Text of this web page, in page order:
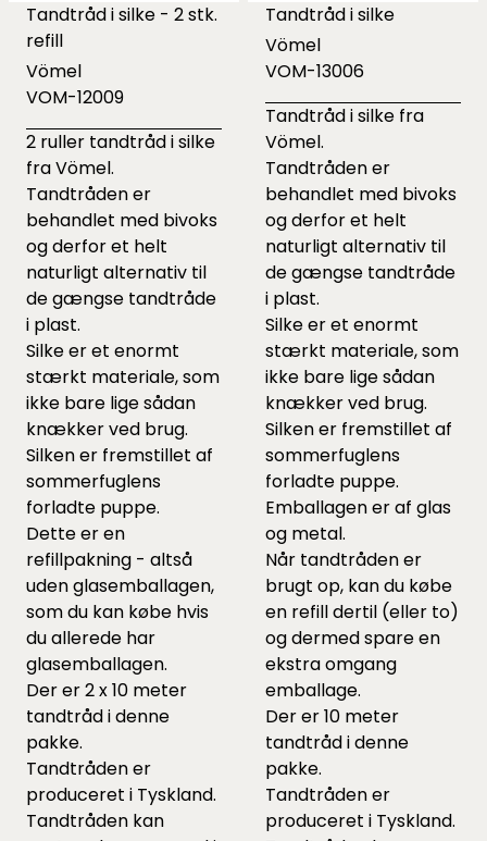
Tandtråd i silke - 2 stk.
refill
Vömel
VOM-12009
2 ruller tandtråd i silke
fra Vömel.
Tandtråden er
behandlet med bivoks
og derfor et helt
naturligt alternativ til
de gængse tandtråde
i plast.
Silke er et enormt
stærkt materiale, som
ikke bare lige sådan
knækker ved brug.
Silken er fremstillet af
sommerfuglens
forladte puppe.
Dette er en
refillpakning - altså
uden glasemballagen,
som du kan købe hvis
du allerede har
glasemballagen.
Der er 2 x 10 meter
tandtråd i denne
pakke.
Tandtråden er
produceret i Tyskland.
Tandtråden kan
Tandtråd i silke
Vömel
VOM-13006
Tandtråd i silke fra
Vömel.
Tandtråden er
behandlet med bivoks
og derfor et helt
naturligt alternativ til
de gængse tandtråde
i plast.
Silke er et enormt
stærkt materiale, som
ikke bare lige sådan
knækker ved brug.
Silken er fremstillet af
sommerfuglens
forladte puppe.
Emballagen er af glas
og metal.
Når tandtråden er
brugt op, kan du købe
en refill dertil (eller to)
og dermed spare en
ekstra omgang
emballage.
Der er 10 meter
tandtråd i denne
pakke.
Tandtråden er
produceret i Tyskland.